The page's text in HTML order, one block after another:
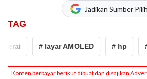
Jadikan Sumber
TAG
# layar AMOLED # hp #